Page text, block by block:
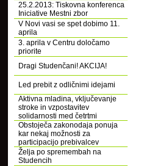
25.2.2013: Tiskovna konferenca
Iniciative Mestni zbor
V Novi vasi se spet dobimo 11.
aprila
3. aprila v Centru določamo
priorite
Dragi Studenčani! AKCIJA!
Led prebit z odličnimi idejami
Aktivna mladina, vključevanje
stroke in vzpostavitev
solidarnosti med četrtmi
Obstoječa zakonodaja ponuja
kar nekaj možnosti za
participacijo prebivalcev
Želja po spremembah na
Studencih